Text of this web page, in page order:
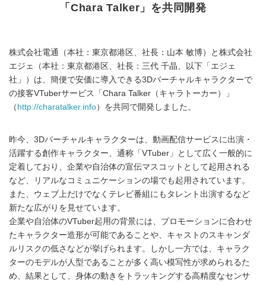
「Chara Talker」を共同開発
株式会社電通（本社：東京都港区、社長：山本 敏博）と株式会社
エジェ（本社：東京都港区、社長：三代 千晶、以下「エジェ
社」）は、簡便で安価に導入できる3Dバーチャルキャラクターで
の接客VTuberサービス「Chara Talker（キャラトーカー）」
（ http://charatalker.info）を共同で開発しました。
昨今、3Dバーチャルキャラクターは、動画配信サービスに出演・
活躍する創作キャラクター、通称「VTuber」として広く一般的に
定着しており、企業や自治体の宣伝マスコットとして起用される
など、リアルなコミュニケーションの場でも起用されています。
また、ウェブ上だけでなくテレビ番組にもタレント出演するなど
新たな広がりを見せています。
企業や自治体のVTuber起用の背景には、プロモーションに合わせ
たキャラクター造形が可能であることや、キャストのスキャンダ
ルリスクの低さなどが挙げられます。しかし一方では、キャラク
ターのモデルが人型であることが多く高い模写性が求められるた
め、結果として、身体の動きをトラッキングする高精度なセンサ